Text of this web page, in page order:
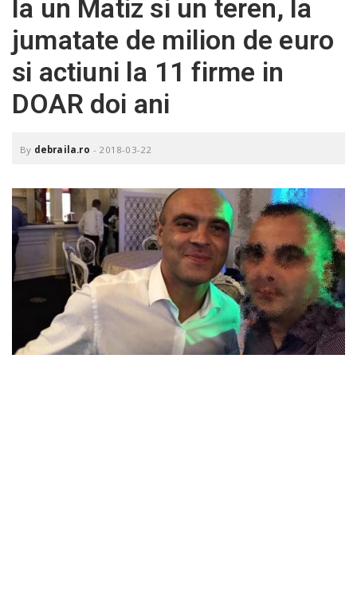
a
v
i
a
o
la un Matiz si un teren, la
jumatate de milion de euro
si actiuni la 11 firme in
DOAR doi ani
By debraila.ro - 2018-03-22